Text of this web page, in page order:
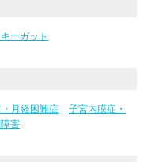
ーガット
・月経困難症
子宮内膜症・
害